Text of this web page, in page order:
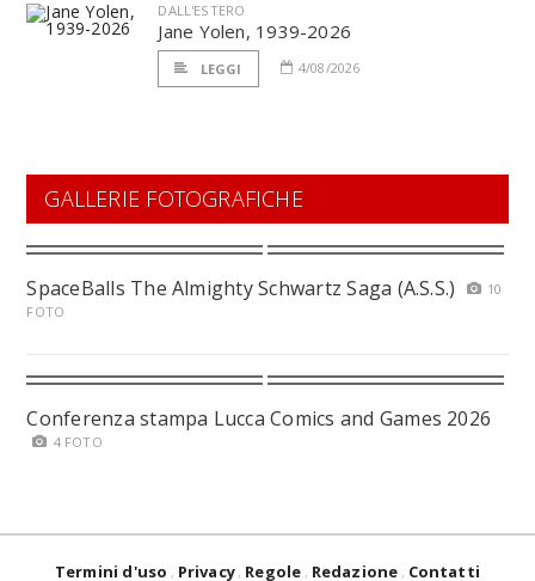
DALL'ESTERO
Jane Yolen, 1939-2026
LEGGI 4/08/2026
GALLERIE FOTOGRAFICHE
SpaceBalls The Almighty Schwartz Saga (A.S.S.)
10
FOTO
Conferenza stampa Lucca Comics and Games 2026
4 FOTO
Termini d'uso Privacy Regole Redazione Contatti